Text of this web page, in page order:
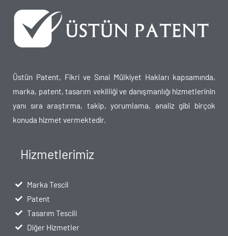
Üstün Patent, Fikri ve Sınai Mülkiyet Hakları kapsamında,
marka, patent, tasarım vekilliği ve danışmanlığı hizmetlerinin
yanı sıra araştırma, takip, yorumlama, analiz gibi birçok
konuda hizmet vermektedir.
Hizmetlerimiz
Marka Tescil
Patent
Tasarım Tescili
Diğer Hizmetler